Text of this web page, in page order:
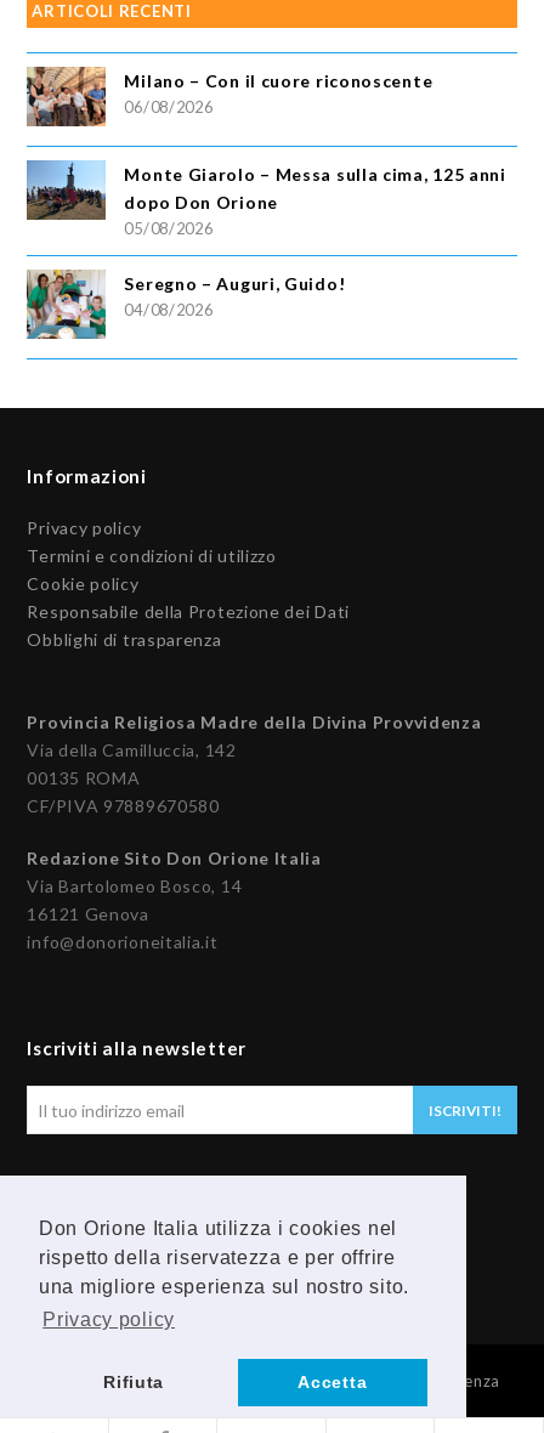
Don Orione Italia utilizza i cookies nel
rispetto della riservatezza e per offrire
una migliore esperienza sul nostro sito.
Privacy policy
Rifiuta Accetta
ARTICOLI RECENTI
Milano – Con il cuore riconoscente
06/08/2026
Monte Giarolo – Messa sulla cima, 125 anni
dopo Don Orione
05/08/2026
Seregno – Auguri, Guido!
04/08/2026
Informazioni
Privacy policy
Termini e condizioni di utilizzo
Cookie policy
Responsabile della Protezione dei Dati
Obblighi di trasparenza
Provincia Religiosa Madre della Divina Provvidenza
Via della Camilluccia, 142
00135 ROMA
CF/PIVA 97889670580
Redazione Sito Don Orione Italia
Via Bartolomeo Bosco, 14
16121 Genova
info@donorioneitalia.it
Iscriviti alla newsletter
tuo
ISCRIVITI!
F
Y
o
t
© 2026 Provincia Religiosa Madre della Divina Provvidenza